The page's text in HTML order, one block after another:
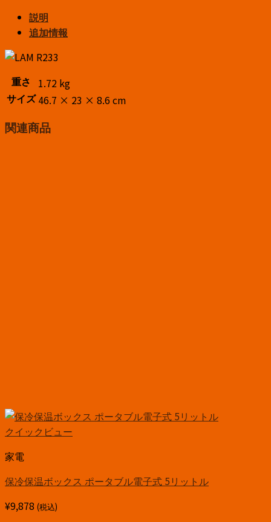
説明
追加情報
重さ 1.72 kg
サイズ 46.7 × 23 × 8.6 cm
関連商品
クイックビュー
家電
保冷保温ボックス ポータブル電子式 5リットル
¥9,878 (税込)